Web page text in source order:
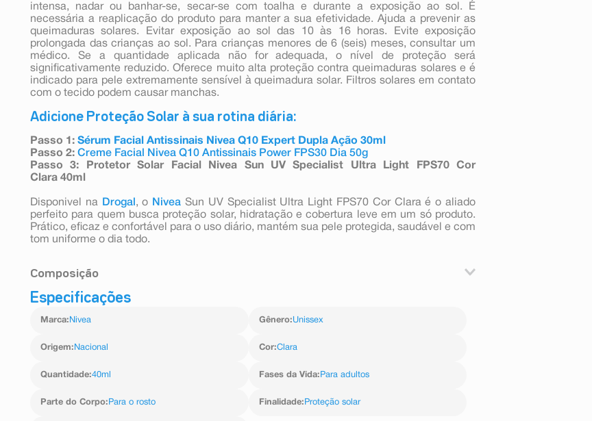
intensa, nadar ou banhar-se, secar-se com toalha e durante a exposição ao sol. É
necessária a reaplicação do produto para manter a sua efetividade. Ajuda a prevenir as
queimaduras solares. Evitar exposição ao sol das 10 às 16 horas. Evite exposição
prolongada das crianças ao sol. Para crianças menores de 6 (seis) meses, consultar um
médico. Se a quantidade aplicada não for adequada, o nível de proteção será
significativamente reduzido. Oferece muito alta proteção contra queimaduras solares e é
indicado para pele extremamente sensível à queimadura solar. Filtros solares em contato
com o tecido podem causar manchas.
Adicione Proteção Solar à sua rotina diária:
Passo 1: Sérum Facial Antissinais Nivea Q10 Expert Dupla Ação 30ml
Passo 2: Creme Facial Nivea Q10 Antissinais Power FPS30 Dia 50g
Passo 3: Protetor Solar Facial Nivea Sun UV Specialist Ultra Light FPS70 Cor
Clara 40ml
Disponivel na Drogal , o Nivea Sun UV Specialist Ultra Light FPS70 Cor Clara é o aliado
perfeito para quem busca proteção solar, hidratação e cobertura leve em um só produto.
Prático, eficaz e confortável para o uso diário, mantém sua pele protegida, saudável e com
tom uniforme o dia todo.
Composição
Aqua (água), Alcohol Denat. (álcool etílico denaturado), CI 77891 (corante branco 77891),
Ethylhexyloxyphenol Methoxyphenyl Triazine (bis-etilhexiloxifenol metoxifenil triazina),
dipropileno glicol), Phenylbenzimidazole Sulfonic Acid (ácido fenilbenzimidazol sulfônico),
(glicerol), Polyglyceryl-6 Stearate (estearato depoliglicerila-6), Silica Dimethyl Silylate
Glycyrrhiza Inflata Root Extract (extrato de raiz de alcaçuz chines), Arginine HCL
Especificações
Marca: Nivea Gênero:Unissex
Origem: Nacional Cor:Clara
Quantidade:40ml Fases da Vida: Para adultos
Parte do Corpo: Para o rosto Finalidade: Proteção solar